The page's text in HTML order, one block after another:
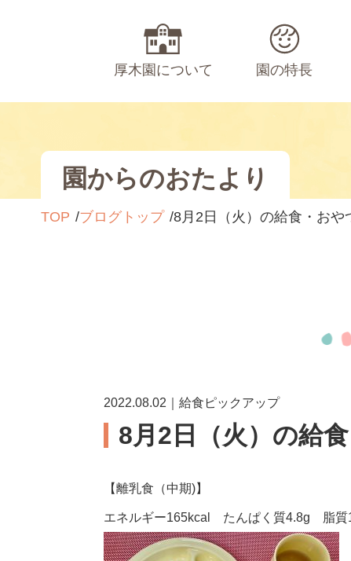
厚木園について 園の特長
園からのおたより
TOP ブログトップ 8月2日（火）の給食・おや
2022.08.02｜給食ピックアップ
8月2日（火）の給
【離乳食（中期)】
エネルギー165kcal たんぱく質4.8g 脂質